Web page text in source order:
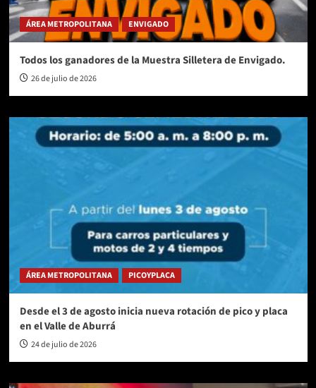
ÁREA METROPOLITANA ENVIGADO
Todos los ganadores de la Muestra Silletera de Envigado.
26 de julio de 2026
ÁREA METROPOLITANA PICOYPLACA
Desde el 3 de agosto inicia nueva rotación de pico y placa
en el Valle de Aburrá
24 de julio de 2026